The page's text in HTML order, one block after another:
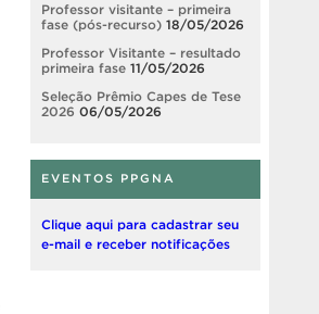
Professor visitante – primeira
fase (pós-recurso) 18/05/2026
Professor Visitante – resultado
primeira fase 11/05/2026
Seleção Prêmio Capes de Tese
2026 06/05/2026
EVENTOS PPGNA
Clique aqui para cadastrar seu
e-mail e receber notificações